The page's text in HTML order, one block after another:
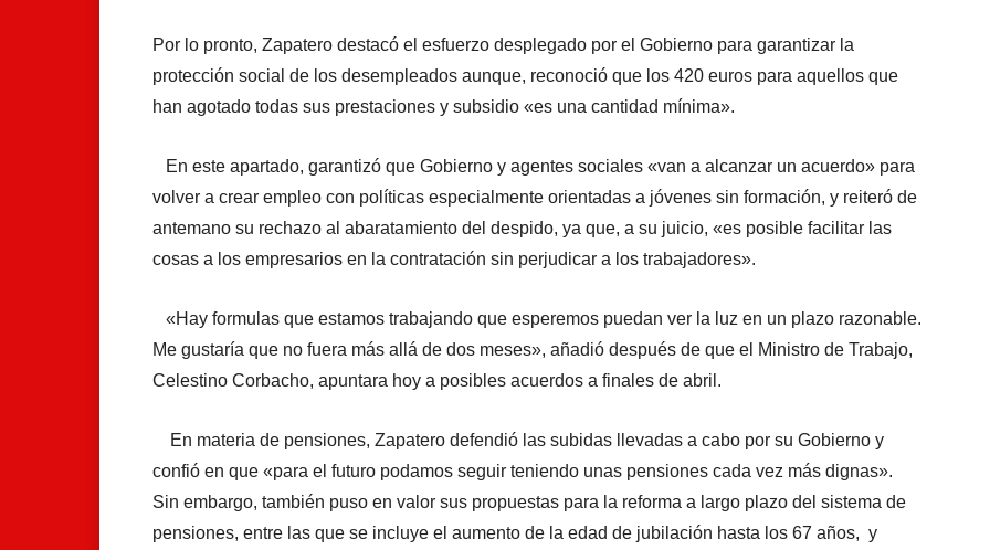
Por lo pronto, Zapatero destacó el esfuerzo desplegado por el Gobierno para garantizar la
protección social de los desempleados aunque, reconoció que los 420 euros para aquellos que
han agotado todas sus prestaciones y subsidio «es una cantidad mínima».
En este apartado, garantizó que Gobierno y agentes sociales «van a alcanzar un acuerdo» para
volver a crear empleo con políticas especialmente orientadas a jóvenes sin formación, y reiteró de
antemano su rechazo al abaratamiento del despido, ya que, a su juicio, «es posible facilitar las
cosas a los empresarios en la contratación sin perjudicar a los trabajadores».
«Hay formulas que estamos trabajando que esperemos puedan ver la luz en un plazo razonable.
Me gustaría que no fuera más allá de dos meses», añadió después de que el Ministro de Trabajo,
Celestino Corbacho, apuntara hoy a posibles acuerdos a finales de abril.
En materia de pensiones, Zapatero defendió las subidas llevadas a cabo por su Gobierno y
confió en que «para el futuro podamos seguir teniendo unas pensiones cada vez más dignas».
Sin embargo, también puso en valor sus propuestas para la reforma a largo plazo del sistema de
pensiones, entre las que se incluye el aumento de la edad de jubilación hasta los 67 años, y